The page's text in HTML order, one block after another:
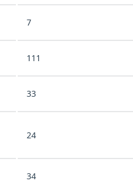
7
111
33
24
34